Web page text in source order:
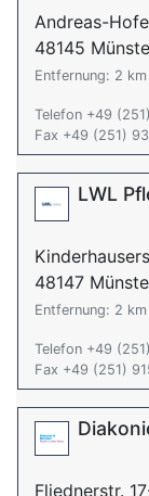
Andreas-
48145
Entfernung: 2 km
Telefon +49
Fax +49 (251)
LWL
48147
Entfernung: 2 km
Telefon +49
Fax +49 (251)
Fliednerstr.